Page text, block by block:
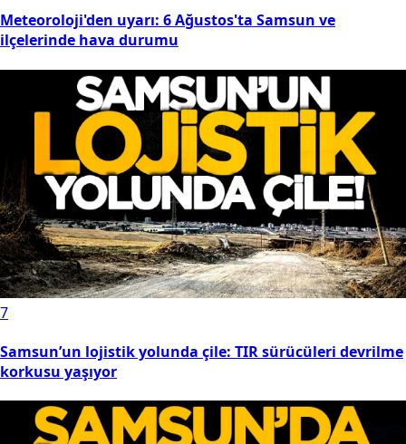
Meteoroloji'den uyarı: 6 Ağustos'ta Samsun ve
ilçelerinde hava durumu
7
Samsun’un lojistik yolunda çile: TIR sürücüleri devrilme
korkusu yaşıyor